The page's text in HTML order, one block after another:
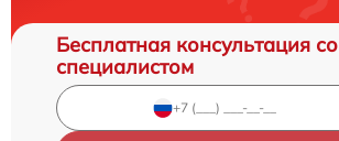
Бесплатная консультация со
специалистом